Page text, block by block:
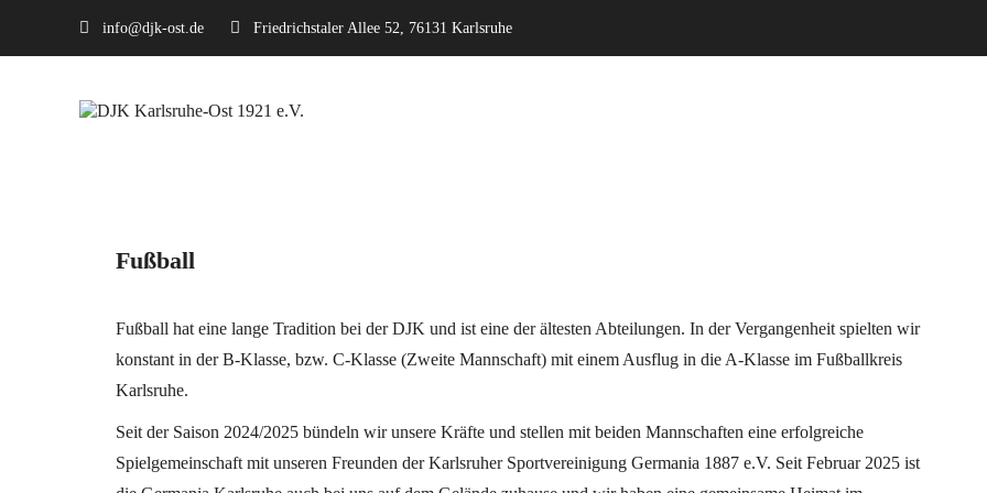
info@djk-ost.de Friedrichstaler Allee 52, 76131 Karlsruhe
Fußball
Fußball hat eine lange Tradition bei der DJK und ist eine der ältesten Abteilungen. In der Vergangenheit spielten wir
konstant in der B-Klasse, bzw. C-Klasse (Zweite Mannschaft) mit einem Ausflug in die A-Klasse im Fußballkreis
Karlsruhe.
Seit der Saison 2024/2025 bündeln wir unsere Kräfte und stellen mit beiden Mannschaften eine erfolgreiche
Spielgemeinschaft mit unseren Freunden der Karlsruher Sportvereinigung Germania 1887 e.V. Seit Februar 2025 ist